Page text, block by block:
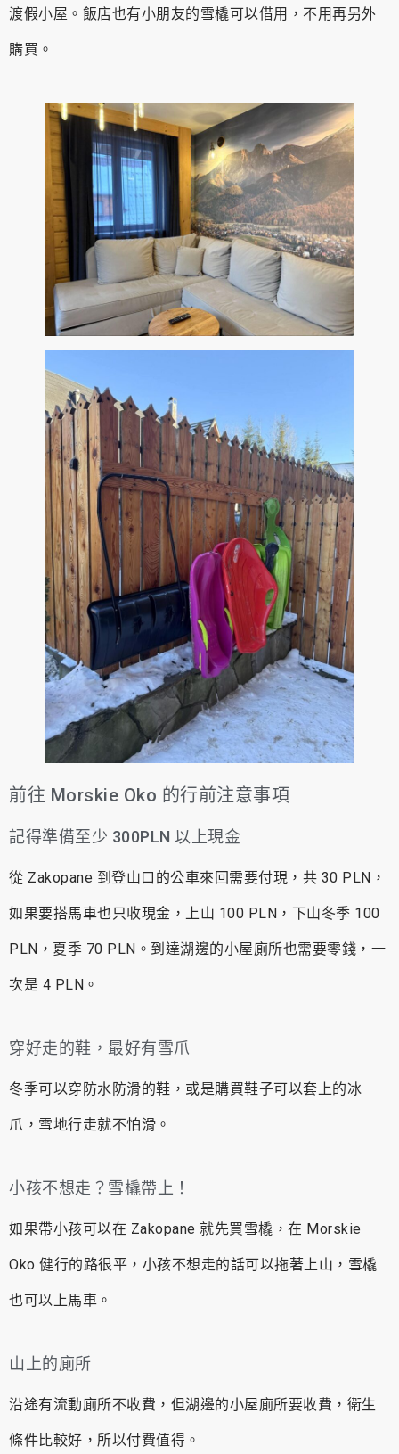
渡假小屋。飯店也有小朋友的雪橇可以借用，不用再另外
購買。
前往 Morskie Oko 的行前注意事項
記得準備至少 300PLN 以上現金
從 Zakopane 到登山口的公車來回需要付現，共 30 PLN，
如果要搭馬車也只收現金，上山 100 PLN，下山冬季 100
PLN，夏季 70 PLN。到達湖邊的小屋廁所也需要零錢，一
次是 4 PLN。
穿好走的鞋，最好有雪爪
冬季可以穿防水防滑的鞋，或是購買鞋子可以套上的冰
爪，雪地行走就不怕滑。
小孩不想走？雪橇帶上！
如果帶小孩可以在 Zakopane 就先買雪橇，在 Morskie
Oko 健行的路很平，小孩不想走的話可以拖著上山，雪橇
也可以上馬車。
山上的廁所
沿途有流動廁所不收費，但湖邊的小屋廁所要收費，衛生
條件比較好，所以付費值得。